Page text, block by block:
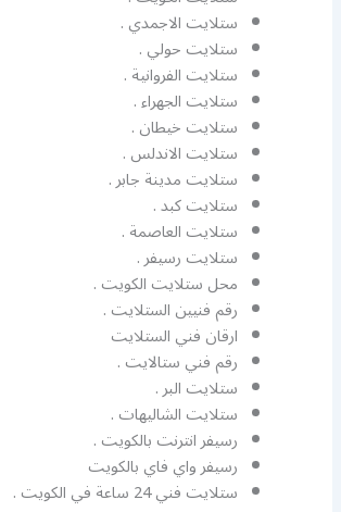
ستلايت الاجمدي .
ستلايت حولي .
ستلايت الفروانية .
ستلايت الجهراء .
ستلايت خيطان .
ستلايت الاندلس .
ستلايت مدينة جابر .
ستلايت كبد .
ستلايت العاصمة .
ستلايت رسيفر .
محل ستلايت الكويت .
رقم فنيين الستلايت .
ارقان فني الستلايت
رقم فني ستالايت .
ستلايت البر .
ستلايت الشاليهات .
رسيفر انترنت بالكويت .
رسيفر واي فاي بالكويت
ستلايت فني 24 ساعة في الكويت .